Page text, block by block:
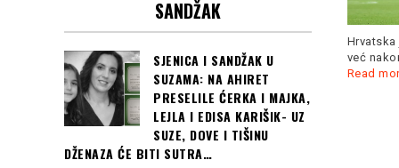
evropskih prvenstava na
200 metara... Bilo jeRead
u Zagrebu dočekalo pola
već
Read
SANDŽAK
SJENICA I SANDŽAK U
SUZAMA: NA AHIRET
PRESELILE ĆERKA I MAJKA,
LEJLA I EDISA KARIŠIK- UZ
SUZE, DOVE I TIŠINU
DŽENAZA ĆE BITI SUTRA…